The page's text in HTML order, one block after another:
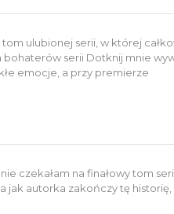
tom ulubionej serii, w której
bohaterów serii Dotknij mnie
emocje, a przy premierze
czekałam na finałowy tom
jak autorka zakończy tę